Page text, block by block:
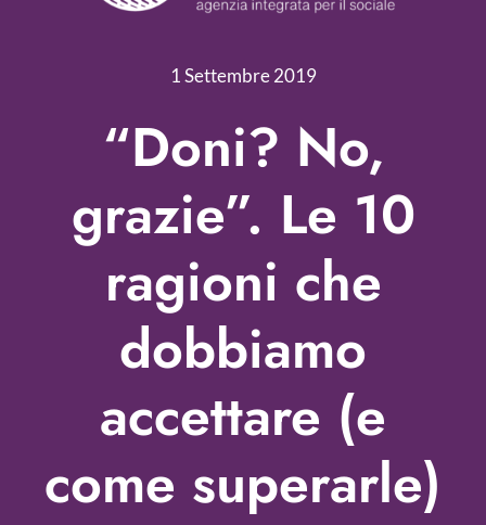
Nonprofit Blog
Fundraising Academy
Multimedia
Come contattarci
1 Settembre 2019
“Doni? No,
grazie”. Le 10
ragioni che
dobbiamo
accettare (e
come superarle)